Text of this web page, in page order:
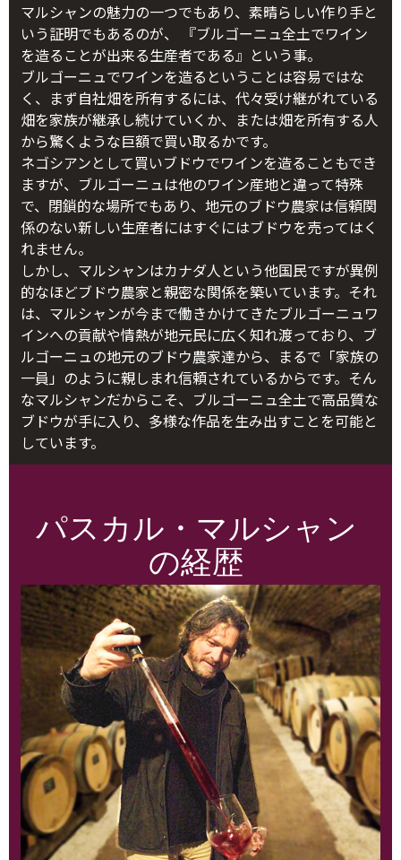
マルシャンの魅力の一つでもあり、素晴らしい作り手と
いう証明でもあるのが、 『ブルゴーニュ全土でワイン
を造ることが出来る生産者である』という事。
ブルゴーニュでワインを造るということは容易ではな
く、まず自社畑を所有するには、代々受け継がれている
畑を家族が継承し続けていくか、または畑を所有する人
から驚くような巨額で買い取るかです。
ネゴシアンとして買いブドウでワインを造ることもでき
ますが、ブルゴーニュは他のワイン産地と違って特殊
で、閉鎖的な場所でもあり、地元のブドウ農家は信頼関
係のない新しい生産者にはすぐにはブドウを売ってはく
れません。
しかし、マルシャンはカナダ人という他国民ですが異例
的なほどブドウ農家と親密な関係を築いています。それ
は、マルシャンが今まで働きかけてきたブルゴーニュワ
インへの貢献や情熱が地元民に広く知れ渡っており、ブ
ルゴーニュの地元のブドウ農家達から、まるで「家族の
一員」のように親しまれ信頼されているからです。そん
なマルシャンだからこそ、ブルゴーニュ全土で高品質な
ブドウが手に入り、多様な作品を生み出すことを可能と
しています。
パスカル・マルシャン
の経歴